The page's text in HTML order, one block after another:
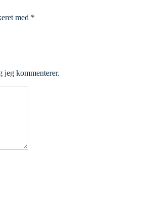
med *
jeg kommenterer.